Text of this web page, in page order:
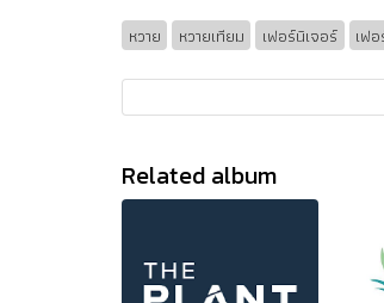
หวาย หวายเทียม เฟอร์นิเจอร์ เฟ
Related album